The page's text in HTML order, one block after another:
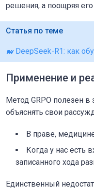
решения, а поощряя
Статья по теме
🐋 DeepSeek-R1: как
Применение и
Метод GRPO полезен в
объяснять свои
В праве,
Когда у нас есть
записанного хода
Единственный